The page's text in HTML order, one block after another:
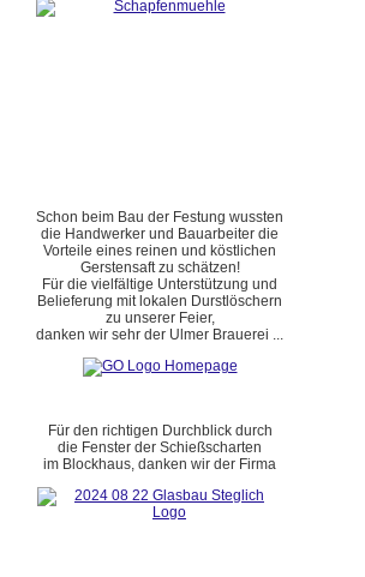
Schon beim Bau der Festung wussten
die Handwerker und Bauarbeiter die
Vorteile eines reinen und köstlichen
Gerstensaft zu schätzen!
Für die vielfältige Unterstützung und
Belieferung mit lokalen Durstlöschern
zu unserer Feier,
danken wir sehr der Ulmer Brauerei ...
Für den richtigen Durchblick durch
die Fenster der Schießscharten
im Blockhaus, danken wir der Firma